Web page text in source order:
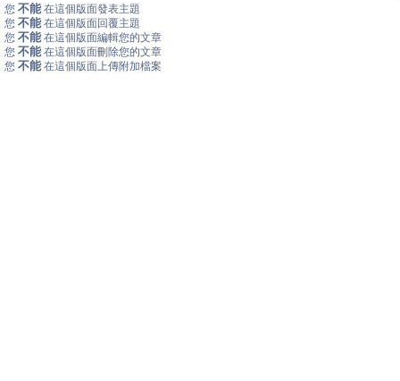
您 不能 在這個版面發表主題
您 不能 在這個版面回覆主題
您 不能 在這個版面編輯您的文章
您 不能 在這個版面刪除您的文章
您 不能 在這個版面上傳附加檔案